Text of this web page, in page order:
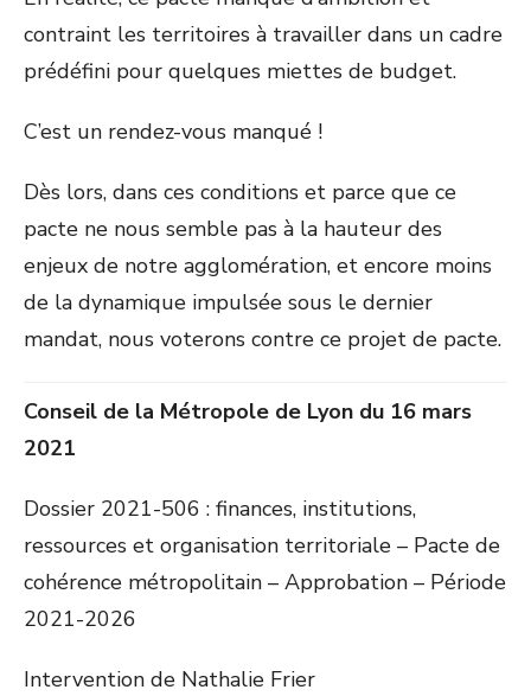
contraint les territoires à travailler dans un cadre
prédéfini pour quelques miettes de budget.
C’est un rendez-vous manqué !
Dès lors, dans ces conditions et parce que ce
pacte ne nous semble pas à la hauteur des
enjeux de notre agglomération, et encore moins
de la dynamique impulsée sous le dernier
mandat, nous voterons contre ce projet de pacte.
Conseil de la Métropole de Lyon du 16 mars
2021
Dossier 2021-506 : finances, institutions,
ressources et organisation territoriale – Pacte de
cohérence métropolitain – Approbation – Période
2021-2026
Intervention de Nathalie Frier